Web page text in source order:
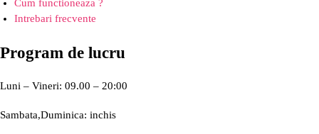
Cum functioneaza ?
Intrebari frecvente
Program de lucru
Luni – Vineri: 09.00 – 20:00
Sambata,Duminica: inchis